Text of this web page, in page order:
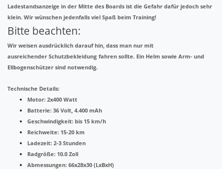
Ladestandsanzeige in der Mitte des Boards ist die Gefahr dafür jedoch sehr
klein. Wir wünschen jedenfalls viel Spaß beim Training!
Bitte beachten:
Wir weisen ausdrücklich darauf hin, dass man nur mit
ausreichender Schutzbekleidung fahren sollte. Ein Helm sowie Arm- und
Ellbogenschützer sind notwendig.
Technische Details:
Motor: 2x400 Watt
Batterie: 36 Volt, 4.400 mAh
Geschwindigkeit: bis 15 km/h
Reichweite: 15-20 km
Ladezeit: 2-3 Stunden
Radgröße: 10.0 Zoll
Abmessungen: 66x28x30 (LxBxH)